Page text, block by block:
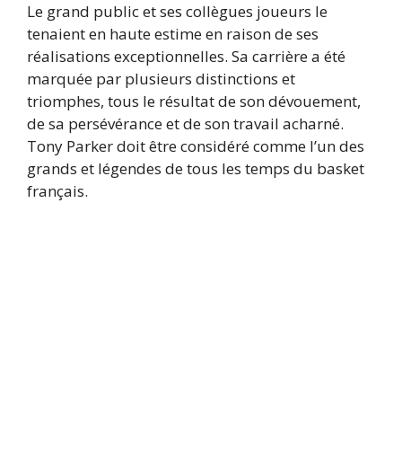
Le grand public et ses collègues joueurs le
tenaient en haute estime en raison de ses
réalisations exceptionnelles. Sa carrière a été
marquée par plusieurs distinctions et
triomphes, tous le résultat de son dévouement,
de sa persévérance et de son travail acharné.
Tony Parker doit être considéré comme l’un des
grands et légendes de tous les temps du basket
français.